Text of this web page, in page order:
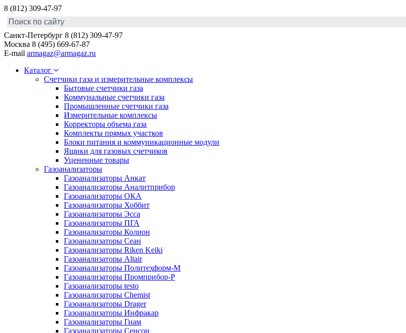
8 (812) 309-47-97
Санкт-Петербург 8 (812) 309-47-97
Москва 8 (495) 669-67-87
E-mail armagaz@armagaz.ru
Каталог
Счетчики газа и измерительные комплексы
Бытовые счетчики газа
Коммунальные счетчики газа
Промышленные счетчики газа
Измерительные комплексы
Корректоры объема газа
Комплекты прямых участков
Блоки питания и коммуникационные модули
Ящики для газовых счетчиков
Уцененные товары
Газоанализаторы
Газоанализаторы Анкат
Газоанализаторы Аналитприбор
Газоанализаторы ОКА
Газоанализаторы Хоббит
Газоанализаторы Эсса
Газоанализаторы ПГА
Газоанализаторы Колион
Газоанализаторы Сеан
Газоанализаторы Riken Keiki
Газоанализаторы Altair
Газоанализаторы Политехформ-М
Газоанализаторы Промприбор-Р
Газоанализаторы testo
Газоанализаторы Chemist
Газоанализаторы Drager
Газоанализаторы Инфракар
Газоанализаторы Гиам
Газоанализаторы Сенсон